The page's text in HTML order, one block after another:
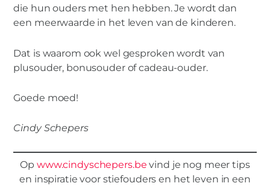
die hun ouders met hen hebben. Je wordt dan
een meerwaarde in het leven van de kinderen.
Dat is waarom ook wel gesproken wordt van
plusouder, bonusouder of cadeau-ouder.
Goede moed!
Cindy Schepers
Op www.cindyschepers.bevind je nog meer tips
en inspiratie voor stiefouders en het leven in een